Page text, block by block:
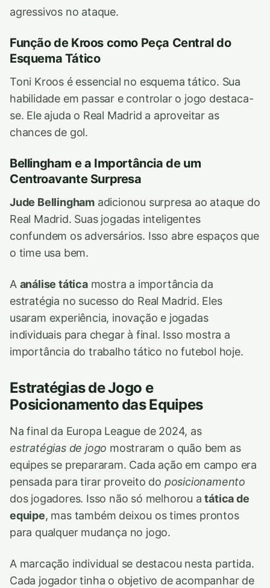
agressivos no ataque.
Função de Kroos como Peça Central do
Esquema Tático
Toni Kroos é essencial no esquema tático. Sua
habilidade em passar e controlar o jogo destaca-
se. Ele ajuda o Real Madrid a aproveitar as
chances de gol.
Bellingham e a Importância de um
Centroavante Surpresa
Jude Bellingham adicionou surpresa ao ataque do
Real Madrid. Suas jogadas inteligentes
confundem os adversários. Isso abre espaços que
o time usa bem.
A análise táticamostra a importância da
estratégia no sucesso do Real Madrid. Eles
usaram experiência, inovação e jogadas
individuais para chegar à final. Isso mostra a
importância do trabalho tático no futebol hoje.
Estratégias de Jogo e
Posicionamento das Equipes
Na final da Europa League de 2024, as
estratégias de jogo mostraram o quão bem as
equipes se prepararam. Cada ação em campo era
pensada para tirar proveito do posicionamento
dos jogadores. Isso não só melhorou atática de
equipe, mas também deixou os times prontos
para qualquer mudança no jogo.
A marcação individual se destacou nesta partida.
Cada jogador tinha o objetivo de acompanhar de